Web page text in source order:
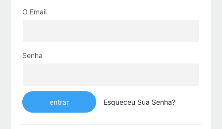
O Email
Senha
entrar Esqueceu Sua Senha?